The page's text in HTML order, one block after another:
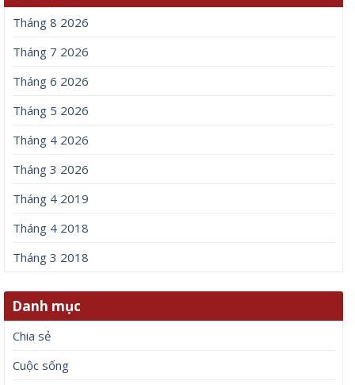
Tháng 8 2026
Tháng 7 2026
Tháng 6 2026
Tháng 5 2026
Tháng 4 2026
Tháng 3 2026
Tháng 4 2019
Tháng 4 2018
Tháng 3 2018
Danh mục
Chia sẻ
Cuộc sống